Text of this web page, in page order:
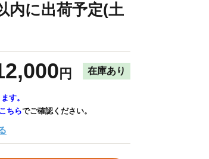
内に出荷予定(土
円 在庫あり
す。
ちらでご確認ください。